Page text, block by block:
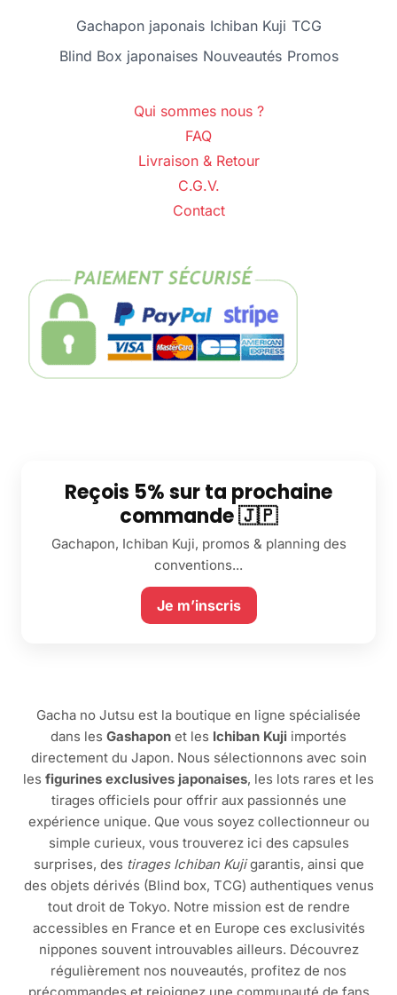
Gachapon japonais Ichiban Kuji TCG
Blind Box japonaises Nouveautés Promos
Qui sommes nous ?
FAQ
Livraison & Retour
C.G.V.
Contact
Reçois 5% sur ta prochaine
commande 🇯🇵
Gachapon, Ichiban Kuji, promos & planning des
conventions...
Je m’inscris
Gacha no Jutsu est la boutique en ligne spécialisée
dans les Gashapon et les Ichiban Kuji importés
directement du Japon. Nous sélectionnons avec soin
les figurines exclusives japonaises, les lots rares et les
tirages officiels pour offrir aux passionnés une
expérience unique. Que vous soyez collectionneur ou
simple curieux, vous trouverez ici des capsules
surprises, des tirages Ichiban Kujigarantis, ainsi que
des objets dérivés (Blind box, TCG) authentiques venus
tout droit de Tokyo. Notre mission est de rendre
accessibles en France et en Europe ces exclusivités
nippones souvent introuvables ailleurs. Découvrez
régulièrement nos nouveautés, profitez de nos